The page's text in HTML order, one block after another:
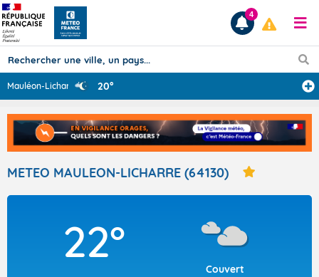
Prévisions
TOUS LES RÉSULTATS
Articles
4
Mauléon-Licharr ... 20°
METEO MAULEON-LICHARRE (64130)
22°
Couvert